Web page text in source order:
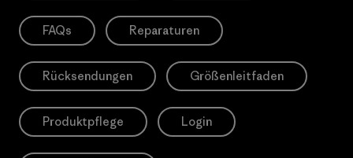
FAQs Reparaturen
Rücksendungen Größenleitfaden
Produktpflege Login